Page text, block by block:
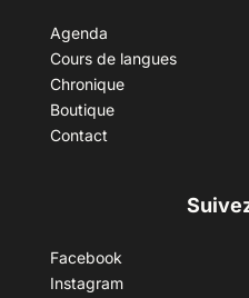
Agenda
Cours de langues
Chronique
Boutique
Contact
Facebook
Instagram